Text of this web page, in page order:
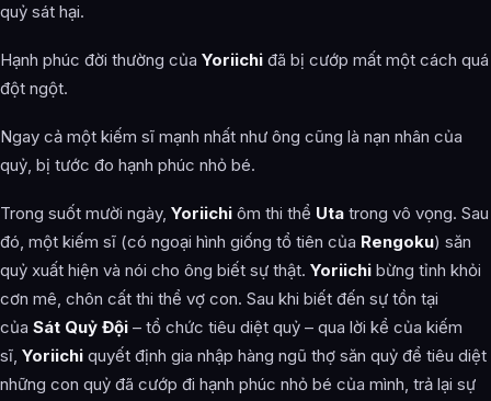
quỷ sát hại.
Hạnh phúc đời thường của Yoriichi đã bị cướp mất một cách quá
đột ngột.
Ngay cả một kiếm sĩ mạnh nhất như ông cũng là nạn nhân của
quỷ, bị tước đo hạnh phúc nhỏ bé.
Trong suốt mười ngày, Yoriichi ôm thi thể Uta trong vô vọng. Sau
đó, một kiếm sĩ (có ngoại hình giống tổ tiên của Rengoku) săn
quỷ xuất hiện và nói cho ông biết sự thật. Yoriichi bừng tỉnh khỏi
cơn mê, chôn cất thi thể vợ con. Sau khi biết đến sự tồn tại
của Sát Quỷ Đội – tổ chức tiêu diệt quỷ – qua lời kể của kiếm
sĩ, Yoriichi quyết định gia nhập hàng ngũ thợ săn quỷ để tiêu diệt
những con quỷ đã cướp đi hạnh phúc nhỏ bé của mình, trả lại sự